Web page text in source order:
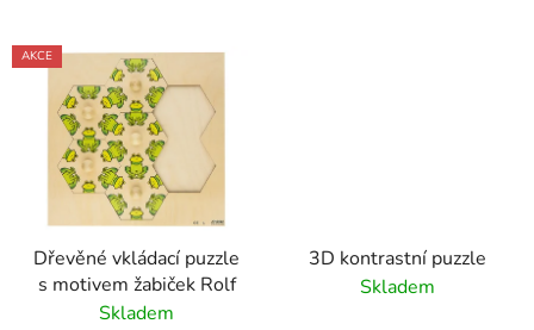
AKCE
Dřevěné vkládací puzzle
s motivem žabiček Rolf
Skladem
3D kontrastní puzzle
Skladem